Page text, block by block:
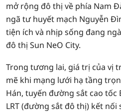
mở rộng đô thị về phía Nam
ngã tư huyết mạch Nguyễn
tiện ích và nhịp sống đang
đô thị Sun NeO City.
Trong tương lai, giá trị của vị
mẽ khi mạng lưới hạ tầng
Hán, tuyến đường sắt cao tốc
LRT (đường sắt đô thị) kết nối